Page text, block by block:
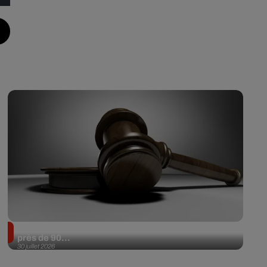
30 juillet 2026
près de 90...